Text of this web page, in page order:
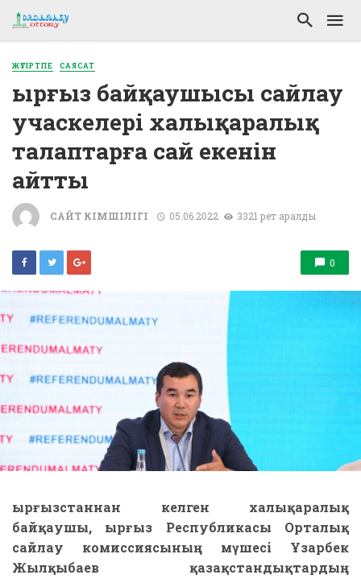
ЖҮГІРТПЕ САЯСАТ
Қырғыз байқаушысы сайлау
учаскелері халықаралық
талаптарға сай екенін
айтты
САЙТ ӘКІМШІЛІГІ 05.06.2022 3321 рет қаралды
0
Қырғызстаннан келген халықаралық
байқаушы, Қырғыз Республикасы Орталық
сайлау комиссиясының мүшесі Ұзарбек
Жылқыбаев қазақстандықтардың